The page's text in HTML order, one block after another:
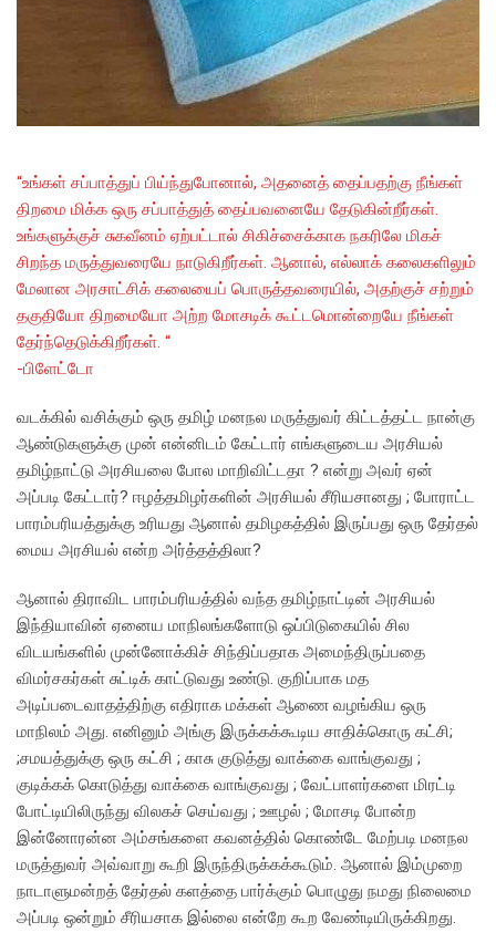
“உங்கள் சப்பாத்துப் பிய்ந்துபோனால், அதனைத் தைப்பதற்கு நீங்கள்
திறமை மிக்க ஒரு சப்பாத்துத் தைப்பவனையே தேடுகின்றீர்கள்.
உங்களுக்குச் சுகவீனம் ஏற்பட்டால் சிகிச்சைக்காக நகரிலே மிகச்
சிறந்த மருத்துவரையே நாடுகிறீர்கள். ஆனால், எல்லாக் கலைகளிலும்
மேலான அரசாட்சிக் கலையைப் பொருத்தவரையில், அதற்குச் சற்றும்
தகுதியோ திறமையோ அற்ற மோசடிக் கூட்டமொன்றையே நீங்கள்
தேர்ந்தெடுக்கிறீர்கள். “
-பிளேட்டோ
வடக்கில் வசிக்கும் ஒரு தமிழ் மனநல மருத்துவர் கிட்டத்தட்ட நான்கு
ஆண்டுகளுக்கு முன் என்னிடம் கேட்டார் எங்களுடைய அரசியல்
தமிழ்நாட்டு அரசியலை போல மாறிவிட்டதா ? என்று அவர் ஏன்
அப்படி கேட்டார்? ஈழத்தமிழர்களின் அரசியல் சீரியசானது ; போராட்ட
பாரம்பரியத்துக்கு உரியது ஆனால் தமிழகத்தில் இருப்பது ஒரு தேர்தல்
மைய அரசியல் என்ற அர்த்தத்திலா?
ஆனால் திராவிட பாரம்பரியத்தில் வந்த தமிழ்நாட்டின் அரசியல்
இந்தியாவின் ஏனைய மாநிலங்களோடு ஒப்பிடுகையில் சில
விடயங்களில் முன்னோக்கிச் சிந்திப்பதாக அமைந்திருப்பதை
விமர்சகர்கள் சுட்டிக் காட்டுவது உண்டு. குறிப்பாக மத
அடிப்படைவாதத்திற்கு எதிராக மக்கள் ஆணை வழங்கிய ஒரு
மாநிலம் அது. எனினும் அங்கு இருக்கக்கூடிய சாதிக்கொரு கட்சி;
;சமயத்துக்கு ஒரு கட்சி ; காசு குடுத்து வாக்கை வாங்குவது ;
குடிக்கக் கொடுத்து வாக்கை வாங்குவது ; வேட்பாளர்களை மிரட்டி
போட்டியிலிருந்து விலகச் செய்வது ; ஊழல் ; மோசடி போன்ற
இன்னோரன்ன அம்சங்களை கவனத்தில் கொண்டே மேற்படி மனநல
மருத்துவர் அவ்வாறு கூறி இருந்திருக்கக்கூடும். ஆனால் இம்முறை
நாடாளுமன்றத் தேர்தல் களத்தை பார்க்கும் பொழுது நமது நிலைமை
அப்படி ஒன்றும் சீரியசாக இல்லை என்றே கூற வேண்டியிருக்கிறது.